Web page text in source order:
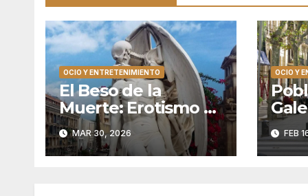
OCIO Y ENTRETENIMIENTO
El Beso de la
Muerte: Erotismo y
Eternidad en el
Silencio de
Poblenou
MAR 30, 2026
OCIO Y
FEB